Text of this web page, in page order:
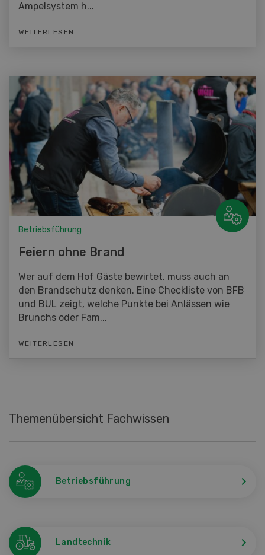
Ampelsystem h...
WEITERLESEN
Betriebsführung
Feiern ohne Brand
Wer auf dem Hof Gäste bewirtet, muss auch an
den Brandschutz denken. Eine Checkliste von BFB
und BUL zeigt, welche Punkte bei Anlässen wie
Brunchs oder Fam...
WEITERLESEN
Themenübersicht Fachwissen
Betriebsführung
Landtechnik